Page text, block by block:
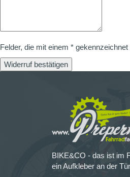
Felder, die mit einem *
Widerruf bestätigen
BIKE&CO - das ist im
ein Aufkleber an der